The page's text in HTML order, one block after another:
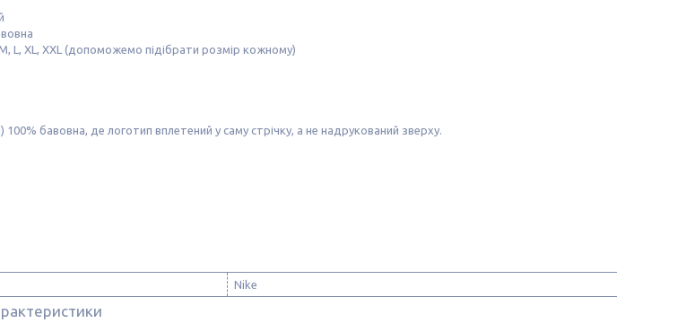
L, XL, XXL (допоможемо підібрати розмір кожному)
бавовна, де логотип вплетений у саму стрічку, а не надрукований зверху.
Nike